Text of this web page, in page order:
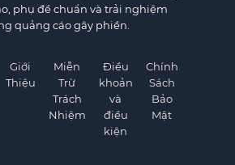
phụ đề chuẩn và trải nghiệm
quảng cáo gây phiền.
Giới
Thiệu
Miễn
Trừ
Trách
Nhiệm
Điều
khoản
và
điều
kiện
Chính
Sách
Bảo
Mật